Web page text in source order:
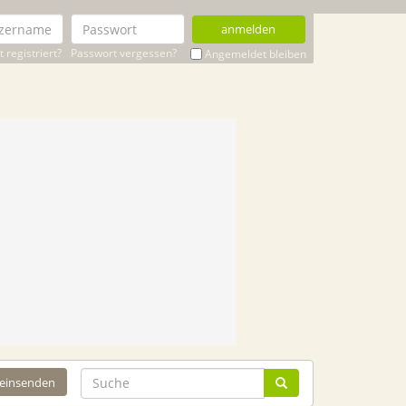
anmelden
registriert? Passwort vergessen? Angemeldet bleiben